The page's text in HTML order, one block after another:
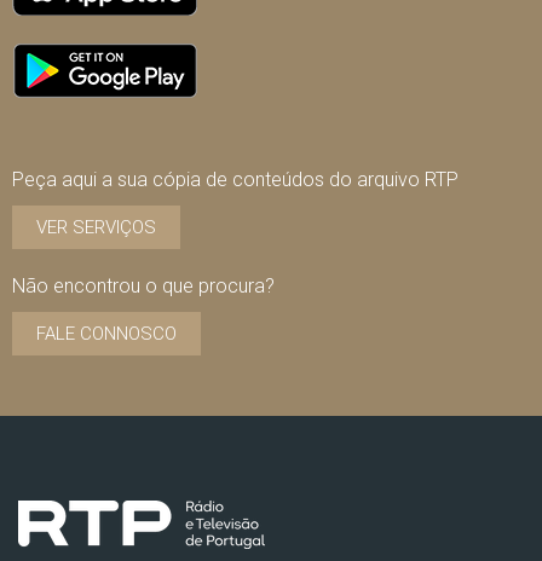
Peça aqui a sua cópia de conteúdos do arquivo RTP
VER SERVIÇOS
Não encontrou o que procura?
FALE CONNOSCO